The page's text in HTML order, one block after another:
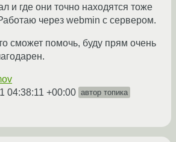
и где они точно находятся тоже
через webmin с сервером.
сможет помочь, буду прям очень
04:38:11 +00:00 автор топика